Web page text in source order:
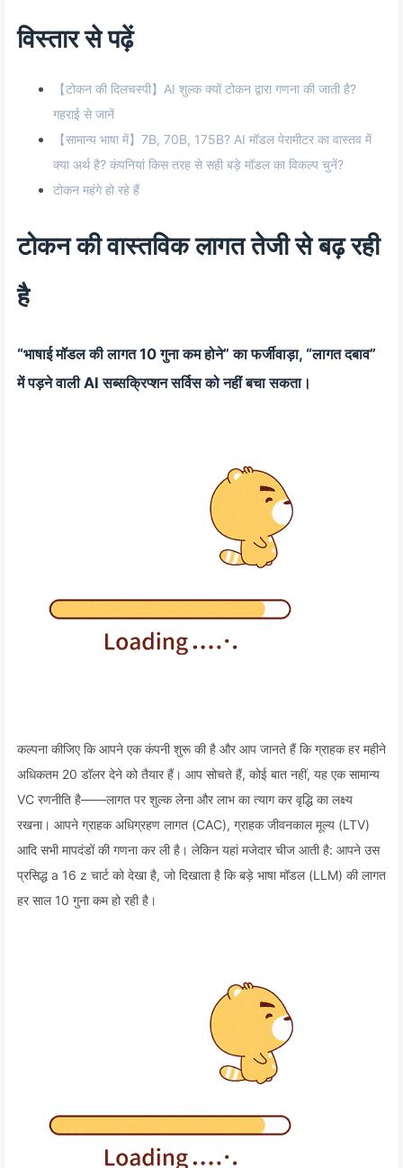
विस्तार से पढ़ें
【टोकन की दिलचस्पी】AI शुल्क क्यों टोकन द्वारा गणना की जाती है?
गहराई से जानें
【सामान्य भाषा में】7B, 70B, 175B? AI मॉडल पेरामीटर का वास्तव में
क्या अर्थ है? कंपनियां किस तरह से सही बड़े मॉडल का विकल्प चुनें?
टोकन महंगे हो रहे हैं
टोकन की वास्तविक लागत तेजी से बढ़ रही
है
“भाषाई मॉडल की लागत 10 गुना कम होने” का फर्जीवाड़ा, “लागत दबाव”
में पड़ने वाली AI सब्सक्रिप्शन सर्विस को नहीं बचा सकता।
कल्पना कीजिए कि आपने एक कंपनी शुरू की है और आप जानते हैं कि ग्राहक हर महीने
अधिकतम 20 डॉलर देने को तैयार हैं। आप सोचते हैं, कोई बात नहीं, यह एक सामान्य
VC रणनीति है——लागत पर शुल्क लेना और लाभ का त्याग कर वृद्धि का लक्ष्य
रखना। आपने ग्राहक अधिग्रहण लागत (CAC), ग्राहक जीवनकाल मूल्य (LTV)
आदि सभी मापदंडों की गणना कर ली है। लेकिन यहां मजेदार चीज आती है: आपने उस
प्रसिद्ध a 16 z चार्ट को देखा है, जो दिखाता है कि बड़े भाषा मॉडल (LLM) की लागत
हर साल 10 गुना कम हो रही है।